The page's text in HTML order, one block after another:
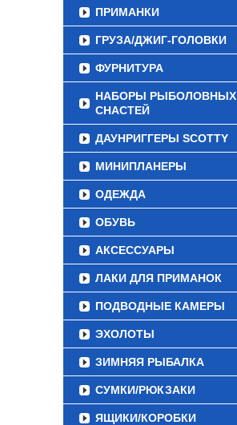
ПРИМАНКИ
ГРУЗА/ДЖИГ-ГОЛОВКИ
ФУРНИТУРА
НАБОРЫ РЫБОЛОВНЫХ
СНАСТЕЙ
ДАУНРИГГЕРЫ SCOTTY
МИНИПЛАНЕРЫ
ОДЕЖДА
ОБУВЬ
АКСЕССУАРЫ
ЛАКИ ДЛЯ ПРИМАНОК
ПОДВОДНЫЕ КАМЕРЫ
ЭХОЛОТЫ
ЗИМНЯЯ РЫБАЛКА
СУМКИ/РЮКЗАКИ
ЯЩИКИ/КОРОБКИ